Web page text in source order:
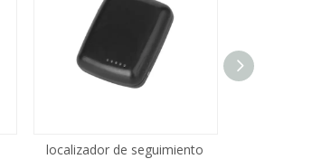
localizador de seguimiento